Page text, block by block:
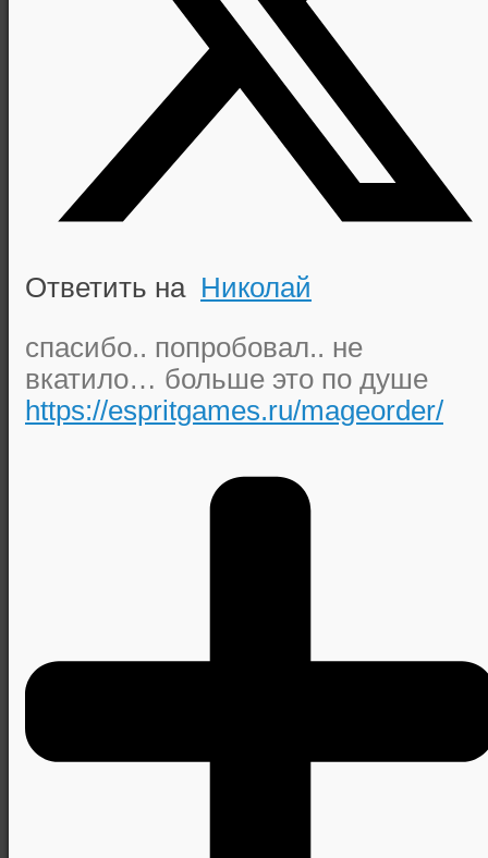
Ответить на Николай
спасибо.. попробовал.. не
вкатило… больше это по душе
https://espritgames.ru/mageorder/